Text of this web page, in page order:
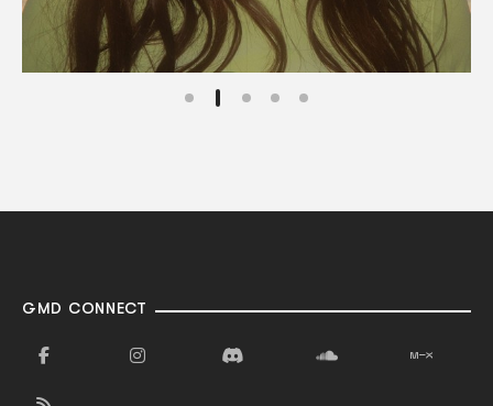
GMD CONNECT